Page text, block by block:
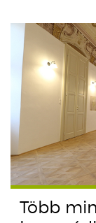
Több